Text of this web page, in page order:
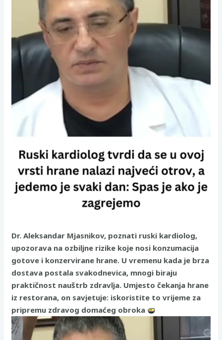
Dr. Aleksandar Mjasnikov, poznati ruski kardiolog,
upozorava na ozbiljne rizike koje nosi konzumacija
gotove i konzervirane hrane. U vremenu kada je brza
dostava postala svakodnevica, mnogi biraju
praktičnost nauštrb zdravlja. Umjesto čekanja hrane
iz restorana, on savjetuje: iskoristite to vrijeme za
pripremu zdravog domaćeg obroka